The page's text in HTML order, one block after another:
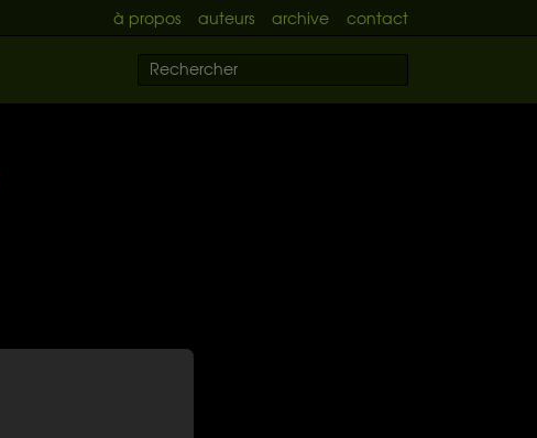
à propos auteurs archive contact